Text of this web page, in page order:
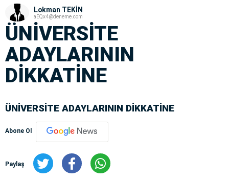
Lokman TEKİN
aEQx4@deneme.com
ÜNİVERSİTE
ADAYLARININ
DİKKATİNE
ÜNİVERSİTE ADAYLARININ DİKKATİNE
Abone Ol
Paylaş